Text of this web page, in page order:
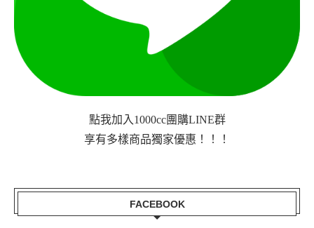
點我加入1000cc團購LINE群
享有多樣商品獨家優惠！！！
FACEBOOK